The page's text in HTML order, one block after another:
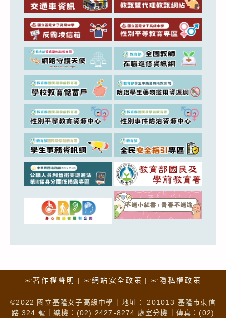
☞著作權聲明 ☞網站安全政策 ☞隱私權政策
©2022 國立基隆女子高級中學｜地址： 201013 基隆市東信
路 324 號｜總機：(02) 2427-8274 處室分機｜傳真：(02)